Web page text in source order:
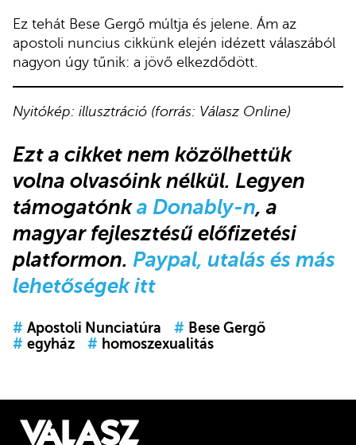
Ez tehát Bese Gergő múltja és jelene. Ám az
apostoli nuncius cikkünk elején idézett válaszából
nagyon úgy tűnik: a jövő elkezdődött.
Nyitókép: illusztráció (forrás: Válasz Online)
Ezt a cikket nem közölhettük
volna olvasóink nélkül. Legyen
támogatónka Donably-n, a
magyar fejlesztésű előfizetési
platformon. Paypal, utalás és más
lehetőségek itt
# Apostoli Nunciatúra # Bese Gergő
# egyház # homoszexualitás